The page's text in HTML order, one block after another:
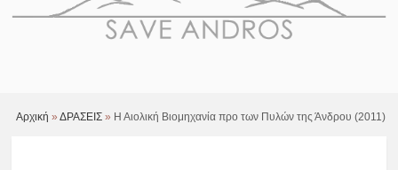
Αρχική » ΔΡΑΣΕΙΣ» Η Αιολική Βιομηχανία προ των Πυλών της Άνδρου (2011)